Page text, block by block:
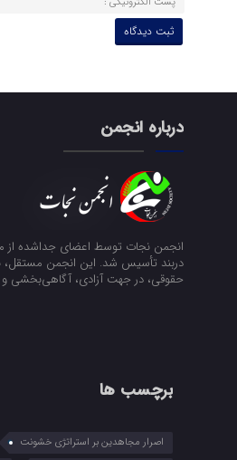
درباره انجمن
انجمن نجات توسط اعضای جداشده از
دربند تأسیس شد. این انجمن مستقل،
حقوقی، در جهت آزادی، آگاهی‌بخشی
برچسب ها
اصرار مجاهدین بر استراتژی خشونت